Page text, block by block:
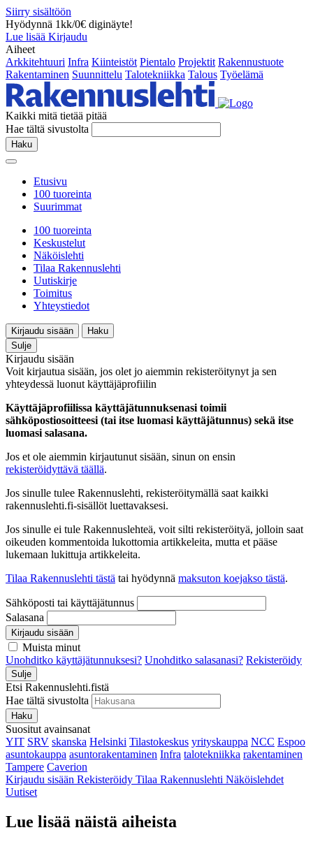
Siirry sisältöön
Hyödynnä 1kk/0€ diginäyte!
Lue lisää Kirjaudu
Aiheet
Arkkitehtuuri Infra Kiinteistöt Pientalo Projektit Rakennustuote
Rakentaminen Suunnittelu Talotekniikka Talous Työelämä
Kaikki mitä tietää pitää
Hae tältä sivustolta
Haku
Etusivu
100 tuoreinta
Suurimmat
100 tuoreinta
Keskustelut
Näköislehti
Tilaa Rakennuslehti
Uutiskirje
Toimitus
Yhteystiedot
Kirjaudu sisään
Haku
Sulje
Kirjaudu sisään
Voit kirjautua sisään, jos olet jo aiemmin rekisteröitynyt ja sen
yhteydessä luonut käyttäjäprofiilin
Käyttäjäprofiilissa käyttäjätunnuksenasi toimii
sähköpostiosoitteesi (tai itse luomasi käyttäjätunnus) sekä itse
luomasi salasana.
Jos et ole aiemmin kirjautunut sisään, sinun on ensin
rekisteröidyttävä täällä.
Jos sinulle tulee Rakennuslehti, rekisteröitymällä saat kaikki
rakennuslehti.fi-sisällöt luettavaksesi.
Jos sinulle ei tule Rakennuslehteä, voit silti rekisteröityä, jolloin saat
oikeuden kommentoida lukottomia artikkeleita, mutta et pääse
lukemaan lukittuja artikkeleita.
Tilaa Rakennuslehti tästä tai hyödynnä maksuton koejakso tästä.
Sähköposti tai käyttäjätunnus
Salasana
Kirjaudu sisään
Muista minut
Unohditko käyttäjätunnuksesi? Unohditko salasanasi? Rekisteröidy
Sulje
Etsi Rakennuslehti.fistä
Hae tältä sivustolta
Haku
Suositut avainsanat
YIT SRV skanska Helsinki Tilastokeskus yrityskauppa NCC Espoo
asuntokauppa asuntorakentaminen Infra talotekniikka rakentaminen
Tampere Caverion
Kirjaudu sisään Rekisteröidy Tilaa Rakennuslehti Näköislehdet
Uutiset
Lue lisää näistä aiheista